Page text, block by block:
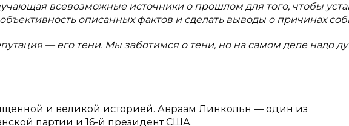
всевозможные источники о прошлом для того, чтобы
описанных фактов и сделать выводы о причинах
— его тени. Мы заботимся о тени, но на самом деле надо
и великой историей. Авраам Линкольн — один из
партии и 16-й президент США.